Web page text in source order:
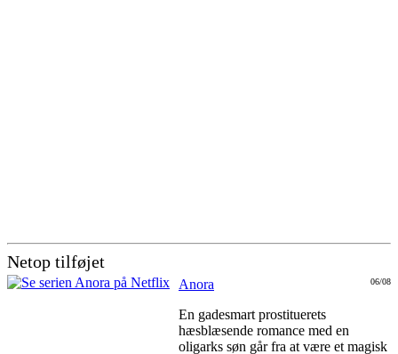
Netop tilføjet
06/08
Anora
En gadesmart prostituerets
hæsblæsende romance med en
oligarks søn går fra at være et magisk